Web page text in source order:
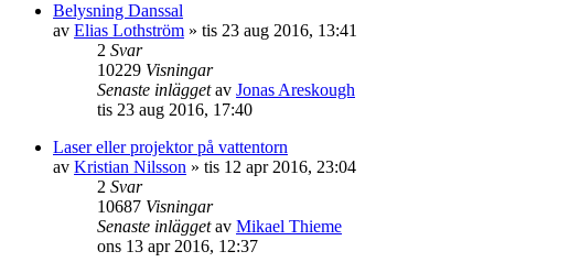
Belysning Danssal
av Elias Lothström » tis 23 aug 2016, 13:41
2 Svar
10229 Visningar
Senaste inläggetav Jonas Areskough
tis 23 aug 2016, 17:40
Laser eller projektor på vattentorn
av Kristian Nilsson » tis 12 apr 2016, 23:04
2 Svar
10687 Visningar
Senaste inläggetav Mikael Thieme
ons 13 apr 2016, 12:37